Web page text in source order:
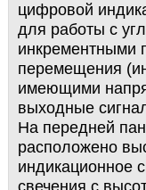
цифровой
для работы с
инкрементными
перемещения
имеющими
выходные
На передней
расположено
индикационное
свечения с